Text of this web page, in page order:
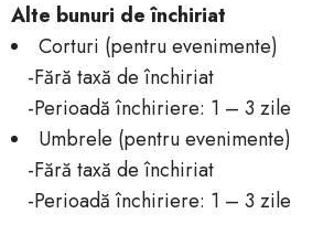
Alte bunuri de închiriat
Corturi (pentru evenimente)
-Fără taxă de închiriat
-Perioadă închiriere: 1 – 3 zile
Umbrele (pentru evenimente)
-Fără taxă de închiriat
-Perioadă închiriere: 1 – 3 zile